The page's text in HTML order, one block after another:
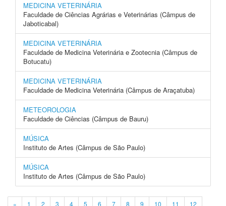
MEDICINA VETERINÁRIA
Faculdade de Ciências Agrárias e Veterinárias (Câmpus de
Jaboticabal)
MEDICINA VETERINÁRIA
Faculdade de Medicina Veterinária e Zootecnia (Câmpus de
Botucatu)
MEDICINA VETERINÁRIA
Faculdade de Medicina Veterinária (Câmpus de Araçatuba)
METEOROLOGIA
Faculdade de Ciências (Câmpus de Bauru)
MÚSICA
Instituto de Artes (Câmpus de São Paulo)
MÚSICA
Instituto de Artes (Câmpus de São Paulo)
« 1 2 3 4 5 6 7 8 9 10 11 12